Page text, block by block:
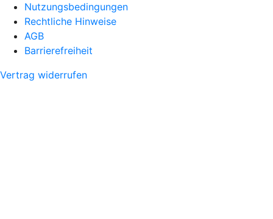
Nutzungsbedingungen
Rechtliche Hinweise
AGB
Barrierefreiheit
Vertrag widerrufen